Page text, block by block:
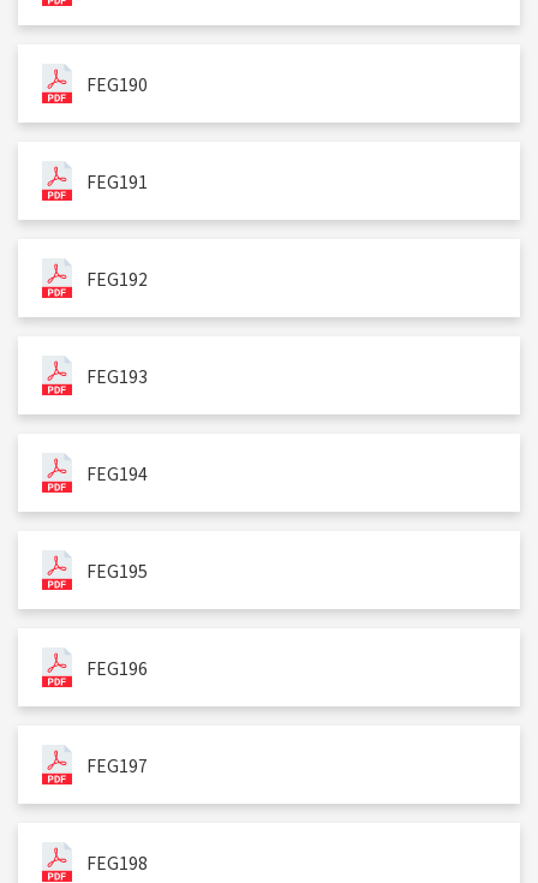
FEG190
FEG191
FEG192
FEG193
FEG194
FEG195
FEG196
FEG197
FEG198